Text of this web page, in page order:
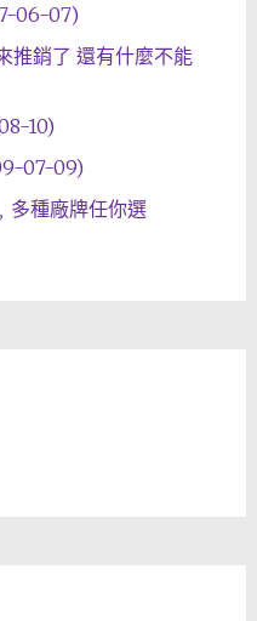
06-07)
推銷了 還有什麼不能
10)
07-09)
多種廠牌任你選